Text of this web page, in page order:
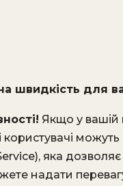
швидкість для
Якщо у вашій
яка дозволяє
надати